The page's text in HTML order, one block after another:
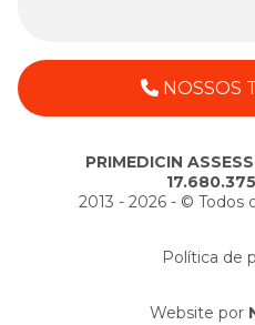
NOSSOS
PRIMEDICIN
2013 - 2026 - ©️ Todos
Política de
Website por